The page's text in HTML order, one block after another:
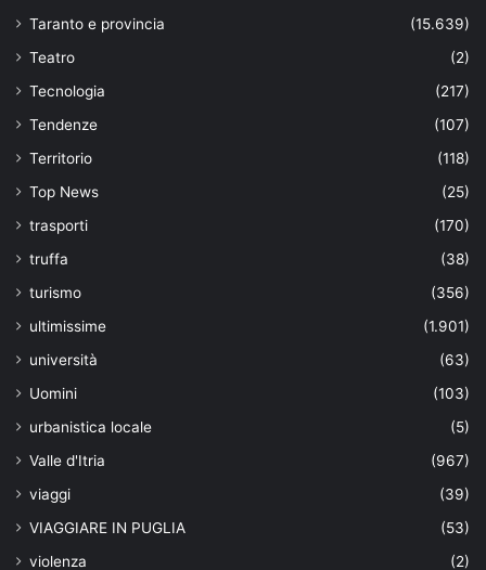
Taranto e provincia
(15.639)
Teatro
(2)
Tecnologia
(217)
Tendenze
(107)
Territorio
(118)
Top News
(25)
trasporti
(170)
truffa
(38)
turismo
(356)
ultimissime
(1.901)
università
(63)
Uomini
(103)
urbanistica locale
(5)
Valle d'Itria
(967)
viaggi
(39)
VIAGGIARE IN PUGLIA
(53)
violenza
(2)